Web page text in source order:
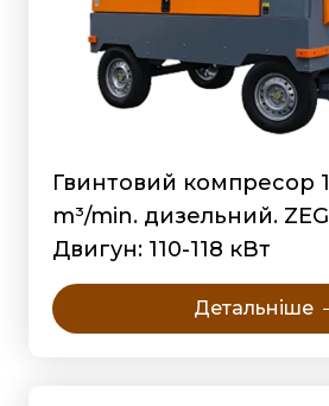
Гвинтовий компресор
m³/min. дизельний.
Двигун: 110-118 кВт
Детальніше